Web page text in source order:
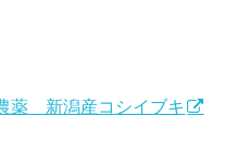
薬 新潟産コシイブキ